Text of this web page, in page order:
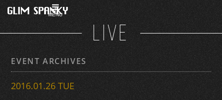
MENU
LIVE
EVENT ARCHIVES
2016.01.26 TUE